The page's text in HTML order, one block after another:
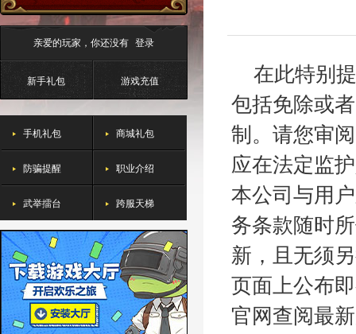
亲爱的玩家，你还没有 登录
新手礼包 游戏充值
手机礼包 商城礼包
防骗提醒 职业介绍
武举擂台 跨服天梯
在此特别提
包括免除或
制。请您审
应在法定监
本公司与用
务条款随时
新，且无须
页面上公布
官网查阅最